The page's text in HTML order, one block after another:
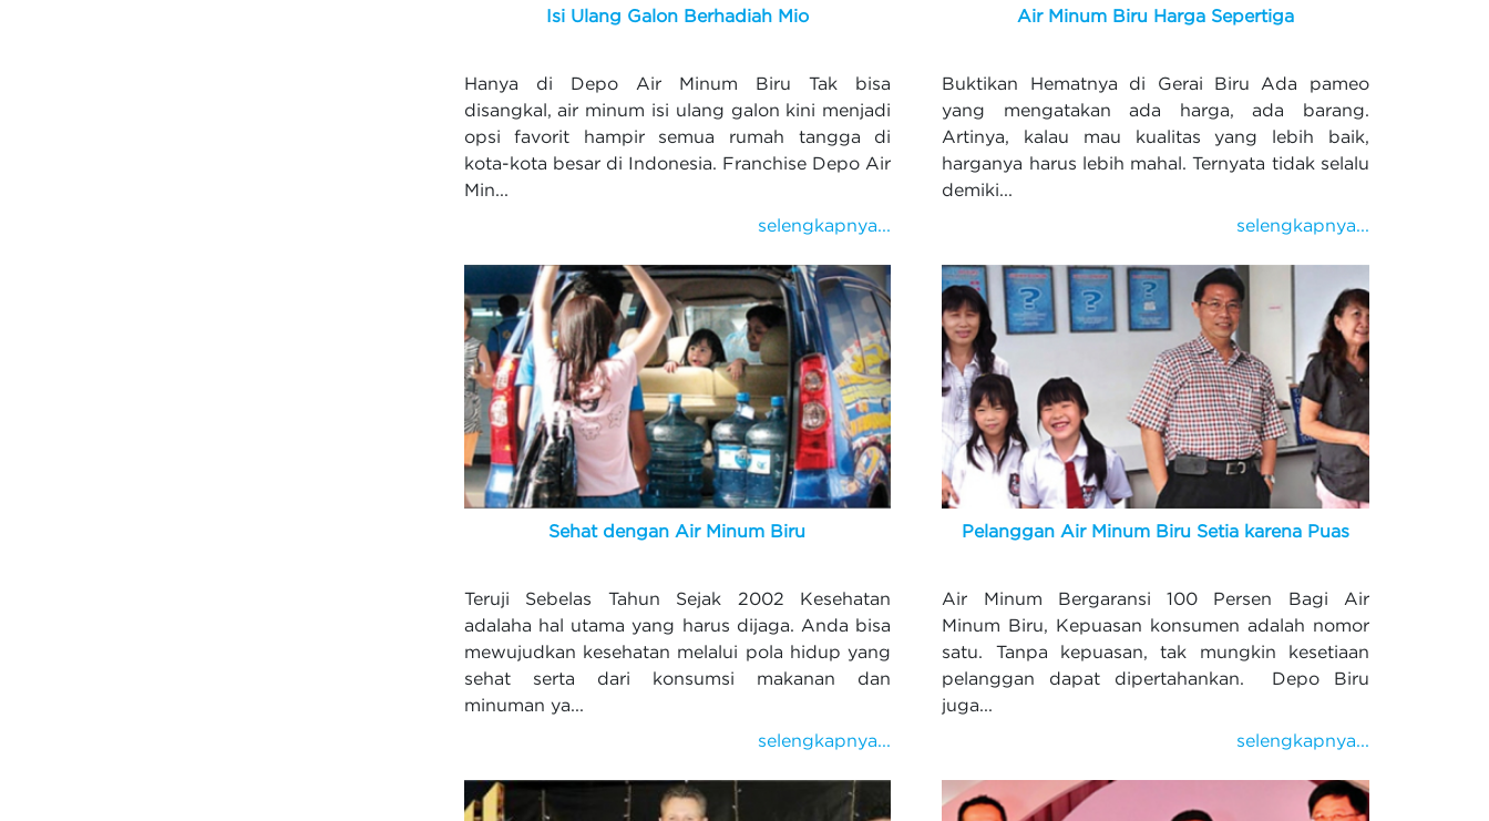
Isi Ulang Galon Berhadiah Mio
Hanya di Depo Air Minum Biru Tak bisa
disangkal, air minum isi ulang galon kini menjadi
opsi favorit hampir semua rumah tangga di
kota-kota besar di Indonesia. Franchise Depo Air
Min...
selengkapnya...
Air Minum Biru Harga Sepertiga
Buktikan Hematnya di Gerai Biru Ada pameo
yang mengatakan ada harga, ada barang.
Artinya, kalau mau kualitas yang lebih baik,
harganya harus lebih mahal. Ternyata tidak selalu
demiki...
selengkapnya...
Sehat dengan Air Minum Biru
Teruji Sebelas Tahun Sejak 2002 Kesehatan
adalaha hal utama yang harus dijaga. Anda bisa
mewujudkan kesehatan melalui pola hidup yang
sehat serta dari konsumsi makanan dan
minuman ya...
selengkapnya...
Pelanggan Air Minum Biru Setia karena Puas
Air Minum Bergaransi 100 Persen Bagi Air
Minum Biru, Kepuasan konsumen adalah nomor
satu. Tanpa kepuasan, tak mungkin kesetiaan
pelanggan dapat dipertahankan. Depo Biru
juga...
selengkapnya...